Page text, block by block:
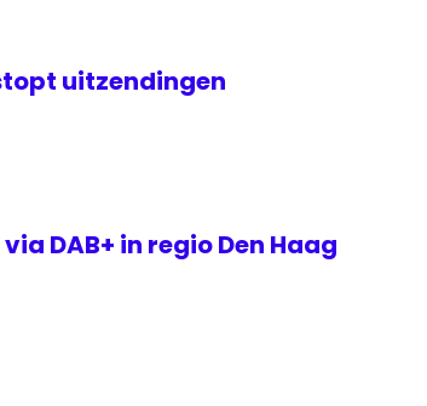
uitzendingen
DAB+ in regio Den Haag